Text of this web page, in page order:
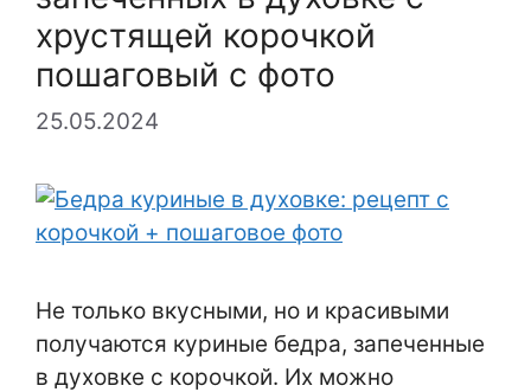
хрустящей корочкой
пошаговый с фото
25.05.2024
Не только вкусными, но и красивыми
получаются куриные бедра, запеченные
в духовке с корочкой. Их можно